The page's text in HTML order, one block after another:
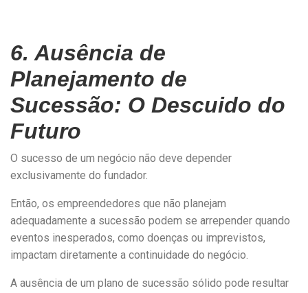
6. Ausência de
Planejamento de
Sucessão: O Descuido do
Futuro
O sucesso de um negócio não deve depender
exclusivamente do fundador.
Então, os empreendedores que não planejam
adequadamente a sucessão podem se arrepender quando
eventos inesperados, como doenças ou imprevistos,
impactam diretamente a continuidade do negócio.
A ausência de um plano de sucessão sólido pode resultar